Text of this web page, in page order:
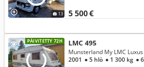
13 5 500 €
PÄIVITETTY 72H LMC 495
Munsterland My LMC
2001 ● 5 hlö ● 1 300 kg ●